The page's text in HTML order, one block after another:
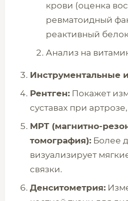
крови (оценка
ревматоидный
реактивный
Анализ на
Инструментальные
Рентген: Покажет
суставах при
МРТ (магнитно-
томография): Более
визуализирует
связки.
Денситометрия: